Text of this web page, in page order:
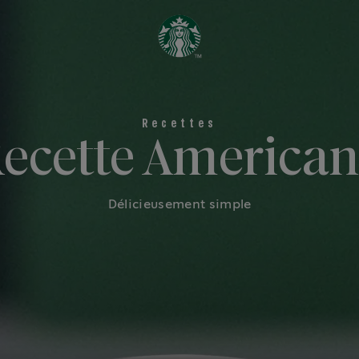
Délicieusement simple